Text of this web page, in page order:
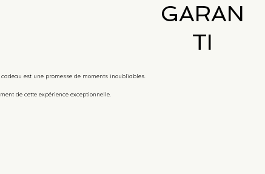
GARAN
TI
est une promesse de moments inoubliables.
de cette expérience exceptionnelle.